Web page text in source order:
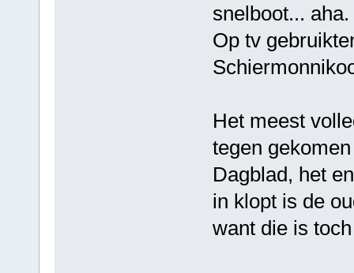
snelboot... aha.
Op tv
Het meest
tegen
Dagblad, het
in klopt is de
want die is